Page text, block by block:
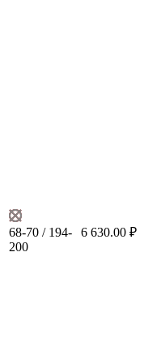
68-70 / 194-
200
6 630.00 ₽